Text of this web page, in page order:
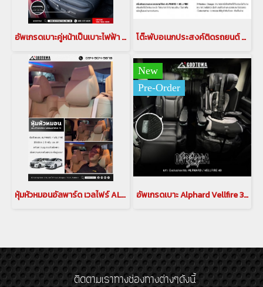
อัพเกรดเบาะคู่หน้าเป็นเบาะไฟฟ้า สำหรับรถ alphard vellfire(copy) โต๊ะพับอเนกประสงค์ติดรถยนต์ สำหรับ รถยนต์อัลพาร์ด/เวลไฟร์ 2015-2022 โต๊ะทำงานติดรถยนต์อัลพาร์ด เวลไฟร์ ที่วางอเนกประสงค์ หลังเบาะคู่หน้า โต๊ะพับอเนกประสงค์
หุ้มหัวหมอนอัลพาร์ด เวลไฟร์ ALPHARD VELLFIRE 30 alphard accessories
New
Pre-Order
อัพเกรดเบาะ Alphard Vellfire 30 เป็นทรง 40 Godzilla Exclusive Seat เบาะ Exclusive ท
ติดตามเราทางช่องทางต่างๆดังนี้